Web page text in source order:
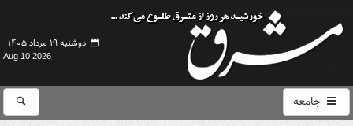
دوشنبه ۱۹ مرداد ۱۴۰۵ -
Aug 10 2026
جامعه